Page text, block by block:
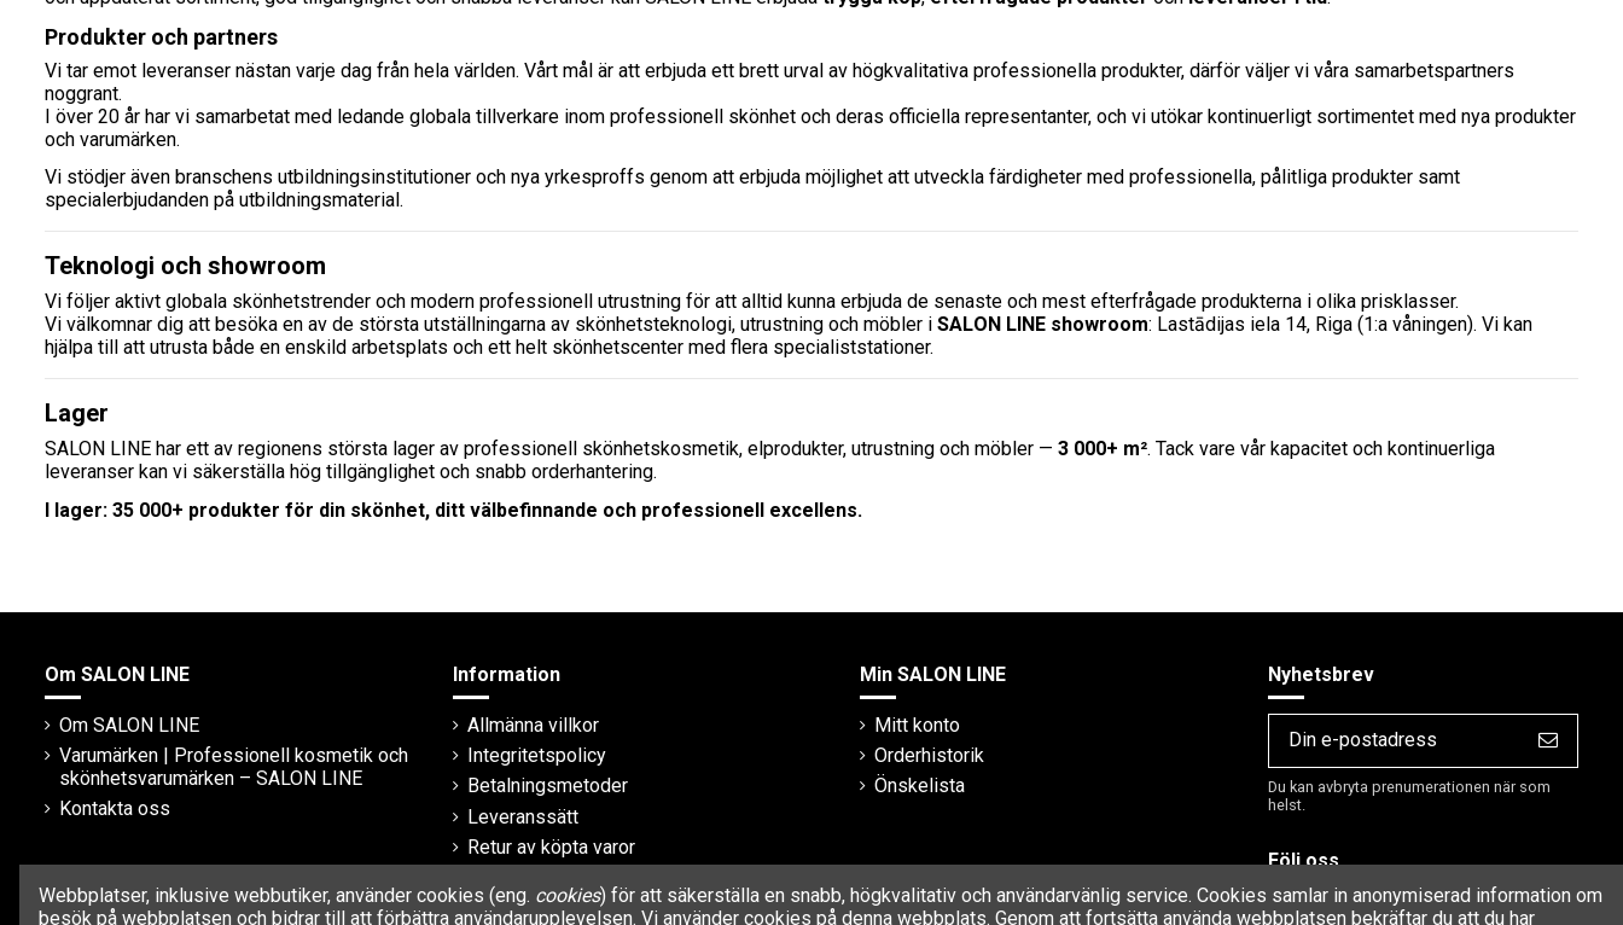
Produkter och partners
Vi tar emot leveranser nästan varje dag från hela världen. Vårt mål är att erbjuda ett brett urval av högkvalitativa professionella produkter, därför väljer vi våra samarbetspartners
noggrant.
I över 20 år har vi samarbetat med ledande globala tillverkare inom professionell skönhet och deras officiella representanter, och vi utökar kontinuerligt sortimentet med nya produkter
och varumärken.
Vi stödjer även branschens utbildningsinstitutioner och nya yrkesproffs genom att erbjuda möjlighet att utveckla färdigheter med professionella, pålitliga produkter samt
specialerbjudanden på utbildningsmaterial.
Teknologi och showroom
Vi följer aktivt globala skönhetstrender och modern professionell utrustning för att alltid kunna erbjuda de senaste och mest efterfrågade produkterna i olika prisklasser.
Vi välkomnar dig att besöka en av de största utställningarna av skönhetsteknologi, utrustning och möbler i SALON LINE showroom: Lastādijas iela 14, Riga (1:a våningen). Vi kan
hjälpa till att utrusta både en enskild arbetsplats och ett helt skönhetscenter med flera specialiststationer.
Lager
SALON LINE har ett av regionens största lager av professionell skönhetskosmetik, elprodukter, utrustning och möbler — 3 000+ m². Tack vare vår kapacitet och kontinuerliga
leveranser kan vi säkerställa hög tillgänglighet och snabb orderhantering.
I lager: 35 000+ produkter för din skönhet, ditt välbefinnande och professionell excellens.
Om SALON LINE
Om SALON LINE
Varumärken | Professionell kosmetik och
skönhetsvarumärken – SALON LINE
Kontakta oss
Information
Allmänna villkor
Integritetspolicy
Betalningsmetoder
Leveranssätt
Retur av köpta varor
Min SALON LINE
Mitt konto
Orderhistorik
Önskelista
Nyhetsbrev
Du kan avbryta prenumerationen när som
helst.
Följ oss
Webbplatser, inklusive webbutiker, använder cookies (eng. cookies) för att säkerställa en snabb, högkvalitativ och användarvänlig service. Cookies samlar in anonymiserad information om
besök på webbplatsen och bidrar till att förbättra användarupplevelsen. Vi använder cookies på denna webbplats. Genom att fortsätta använda webbplatsen bekräftar du att du har